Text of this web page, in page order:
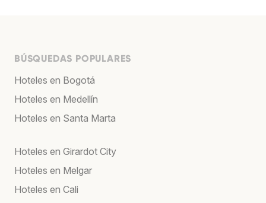
BÚSQUEDAS POPULARES
Hoteles en Bogotá
Hoteles en Medellín
Hoteles en Santa Marta
Hoteles en Girardot City
Hoteles en Melgar
Hoteles en Cali